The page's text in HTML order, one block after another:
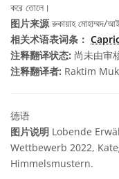
করে তোলে।
图片来源রুকায়াহ মোহাম্মদ/
相关术语表词条：
注释翻译状态: 尚未由审
注释翻译者: Raktim
德语
图片说明 Lobende
Wettbewerb 2022,
Himmelsmustern.